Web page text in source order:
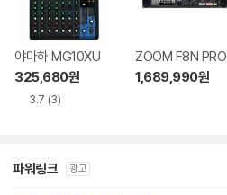
야마하 MG10XU
325,680원
3.7 (3)
ZOOM F8N PRO
1,689,990원
파워링크 광고